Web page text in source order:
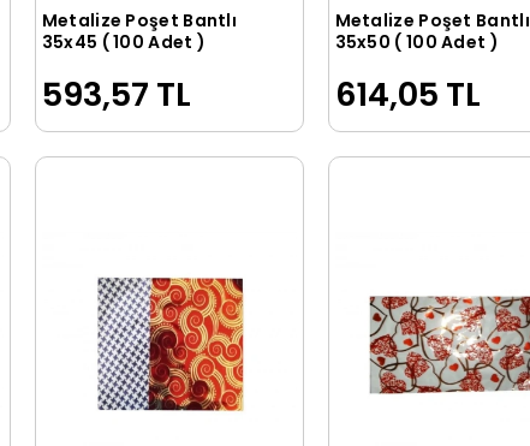
Sepete Ekle
Metalize Poşet Bantlı
35x45 ( 100 Adet )
593,57 TL
Sepete Ekle
Metalize Poşet Bantlı
35x50 ( 100 Adet )
614,05 TL